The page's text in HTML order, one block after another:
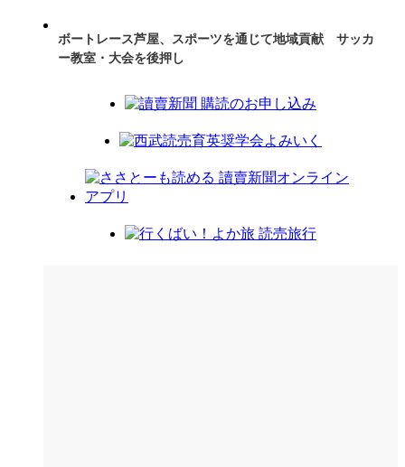
ボートレース芦屋、スポーツを通じて地域貢献 サッカ
ー教室・大会を後押し